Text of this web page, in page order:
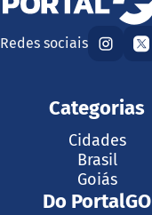
Redes sociais
Categorias
Cidades
Brasil
Goiás
Do PortalGO